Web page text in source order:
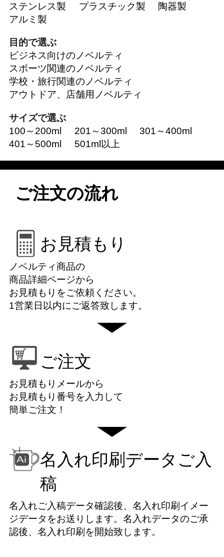
ステンレス製
プラスチック製
陶器製
アルミ製
目的で選ぶ
ビジネス向けのノベルティ
スポーツ関連のノベルティ
学校・旅行関連のノベルティ
アウトドア、店舗用ノベルティ
サイズで選ぶ
100～200ml
201～300ml
301～400ml
401～500ml
501ml以上
ご注文の流れ
お見積もり
ノベルティ商品の
商品詳細ページから
お見積もりをご依頼ください。
1営業日以内にご返答致します。
ご注文
お見積もりメールから
お見積もり番号を入力して
簡単ご注文！
名入れ印刷データご入
稿
名入れご入稿データ確認後、名入れ印刷イメー
ジデータをお送りします。名入れデータのご承
認後、名入れ印刷を開始致します。